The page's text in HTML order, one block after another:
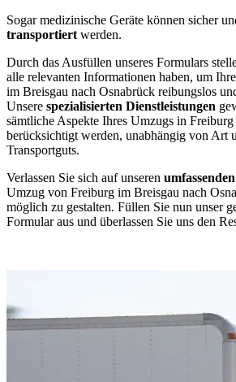
Sogar medizinische Geräte können sicher
transportiert werden.
Durch das Ausfüllen unseres Formulars
alle relevanten Informationen haben, um
im Breisgau nach Osnabrück reibungslos
Unsere spezialisierten Dienstleistungen
sämtliche Aspekte Ihres Umzugs in
berücksichtigt werden, unabhängig von Art
Transportguts.
Verlassen Sie sich auf unseren
Umzug von Freiburg im Breisgau nach
möglich zu gestalten. Füllen Sie nun unser
Formular aus und überlassen Sie uns den